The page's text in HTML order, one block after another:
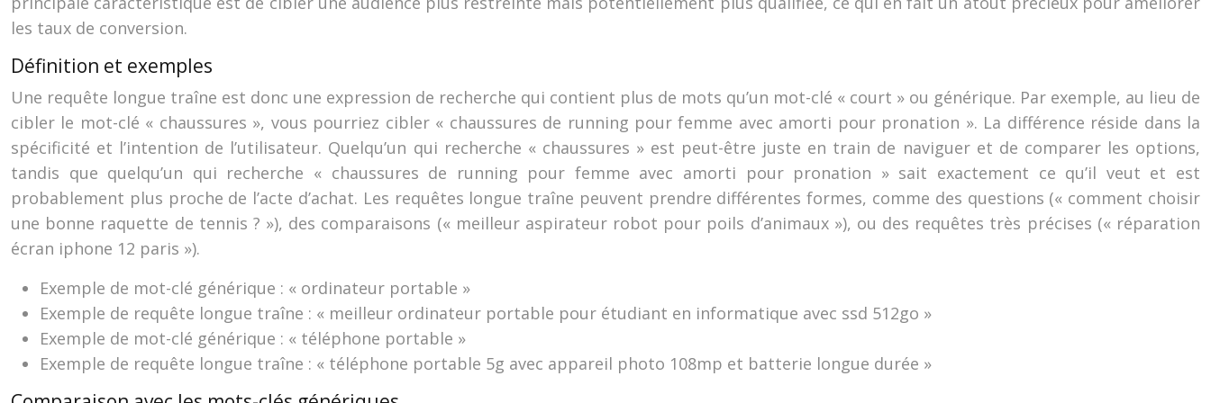
les taux de conversion.
Définition et exemples
Une requête longue traîne est donc une expression de recherche qui contient plus de mots qu’un mot-clé « court » ou générique. Par exemple, au lieu de
cibler le mot-clé « chaussures », vous pourriez cibler « chaussures de running pour femme avec amorti pour pronation ». La différence réside dans la
spécificité et l’intention de l’utilisateur. Quelqu’un qui recherche « chaussures » est peut-être juste en train de naviguer et de comparer les options,
tandis que quelqu’un qui recherche « chaussures de running pour femme avec amorti pour pronation » sait exactement ce qu’il veut et est
probablement plus proche de l’acte d’achat. Les requêtes longue traîne peuvent prendre différentes formes, comme des questions (« comment choisir
une bonne raquette de tennis ? »), des comparaisons (« meilleur aspirateur robot pour poils d’animaux »), ou des requêtes très précises (« réparation
écran iphone 12 paris »).
Exemple de mot-clé générique : « ordinateur portable »
Exemple de requête longue traîne : « meilleur ordinateur portable pour étudiant en informatique avec ssd 512go »
Exemple de mot-clé générique : « téléphone portable »
Exemple de requête longue traîne : « téléphone portable 5g avec appareil photo 108mp et batterie longue durée »